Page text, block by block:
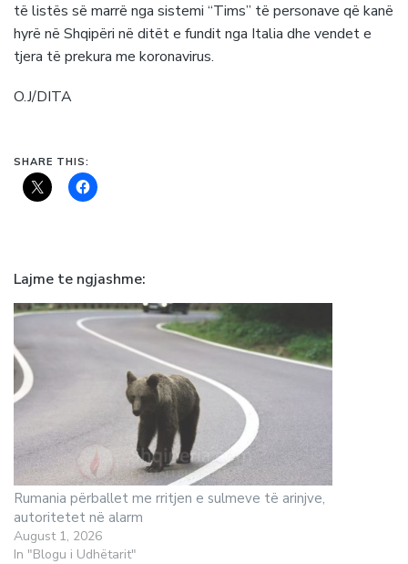
të listës së marrë nga sistemi “Tims” të personave që kanë
hyrë në Shqipëri në ditët e fundit nga Italia dhe vendet e
tjera të prekura me koronavirus.
O.J/DITA
SHARE THIS:
Lajme te ngjashme
Rumania përballet me rritjen e sulmeve të arinjve,
autoritetet në alarm
August 1, 2026
In "Blogu i Udhëtarit"